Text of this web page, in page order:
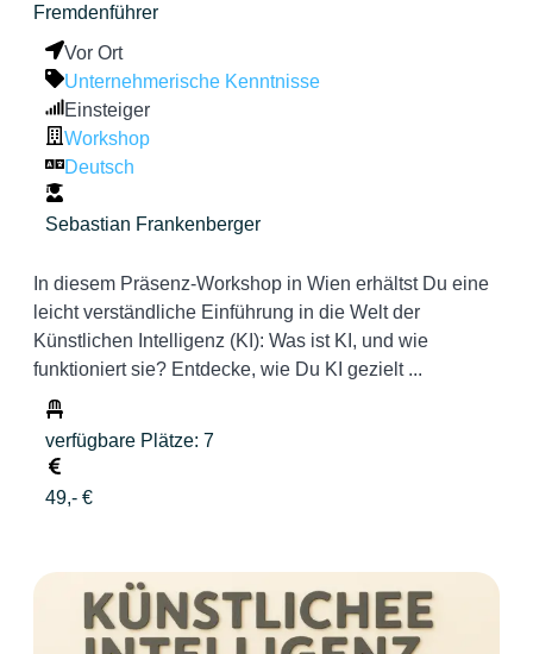
Fremdenführer
Vor Ort
Unternehmerische Kenntnisse
Einsteiger
Workshop
Deutsch
Sebastian Frankenberger
In diesem Präsenz-Workshop in Wien erhältst Du eine
leicht verständliche Einführung in die Welt der
Künstlichen Intelligenz (KI): Was ist KI, und wie
funktioniert sie? Entdecke, wie Du KI gezielt ...
verfügbare Plätze: 7
49,- €